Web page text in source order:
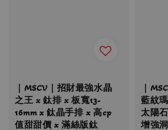
｜MSCV｜招財最強水晶
之王 x 鈦排 x 板寬13-
16mm x 鈦晶手排 x 高cp
值甜甜價 x 滿絲版鈦
｜
藍紋
太陽
增強